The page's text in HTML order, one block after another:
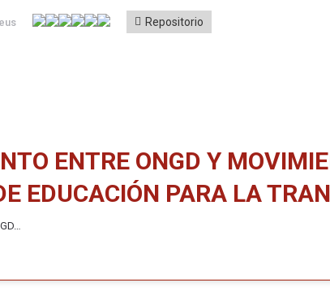
Repositorio
ENTRE ONGD Y
EDUCACIÓN PARA LA